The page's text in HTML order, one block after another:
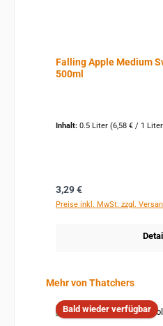
Falling Apple Medium
500ml
Inhalt: 0.5 Liter (6,58 € / 1
Regulärer Preis:
3,29 €
Preise inkl. MwSt. zzgl.
Produktgalerie überspringen
Mehr von Thatchers
Bald wieder verfügbar